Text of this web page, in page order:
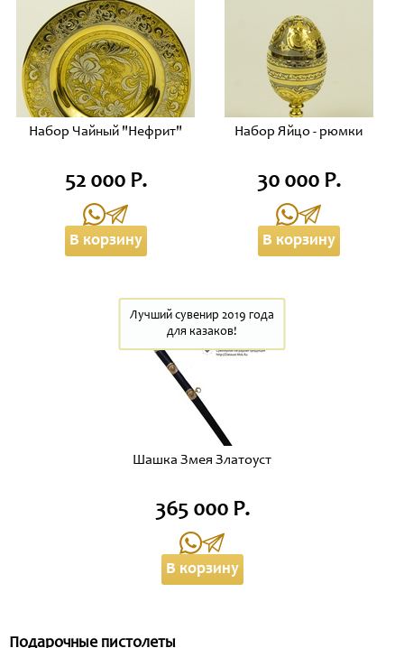
Набор Чайный "Нефрит"
52 000 Р.
В корзину
Набор Яйцо - рюмки
30 000 Р.
В корзину
Шашка Змея Златоуст
Лучший сувенир 2019 года
для казаков!
365 000 Р.
В корзину
Подарочные пистолеты